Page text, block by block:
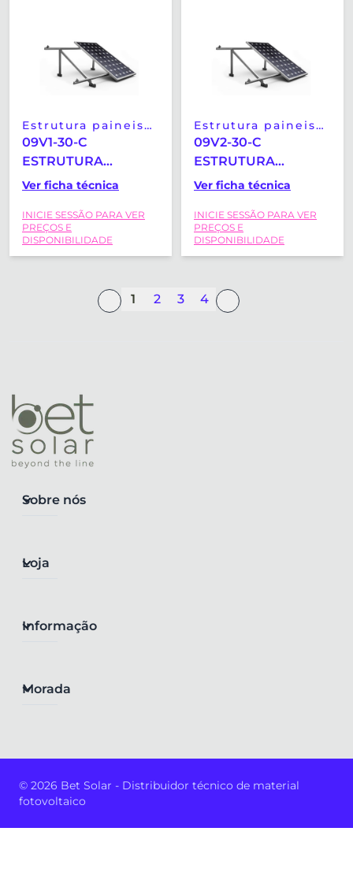
Estrutura paineis
solares
09V1-30-C
ESTRUTURA
SOBREELEVADA
SUNFER
(2279X1150MM)
Ver ficha técnica
INICIE SESSÃO PARA VER
PREÇOS E
DISPONIBILIDADE
Estrutura paineis
solares
09V2-30-C
ESTRUTURA
SOBREELEVADA
SUNFER
(2279X1150MM)
Ver ficha técnica
INICIE SESSÃO PARA VER
PREÇOS E
DISPONIBILIDADE
1 2 3 4
Sobre nós
Loja
Informação
Morada
© 2026 Bet Solar - Distribuidor técnico de material
fotovoltaico